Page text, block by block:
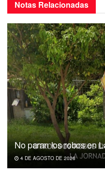
Notas Relacionadas
No paran los robos en
4 DE AGOSTO DE 2026